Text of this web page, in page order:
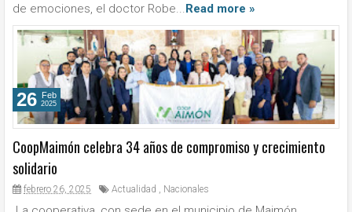
de emociones, el doctor Robe...Read more »
CoopMaimón celebra 34 años de compromiso y crecimiento
solidario
febrero 26, 2025 Actualidad , Nacionales
26 Feb
2025